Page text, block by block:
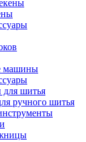
машины
шитья
ручного шитья